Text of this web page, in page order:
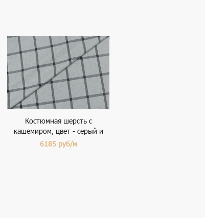
Костюмная шерсть с
кашемиром, цвет - серый и
клетка
6185 руб/м